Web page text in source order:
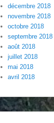
décembre 2018
novembre 2018
octobre 2018
septembre 2018
août 2018
juillet 2018
mai 2018
avril 2018